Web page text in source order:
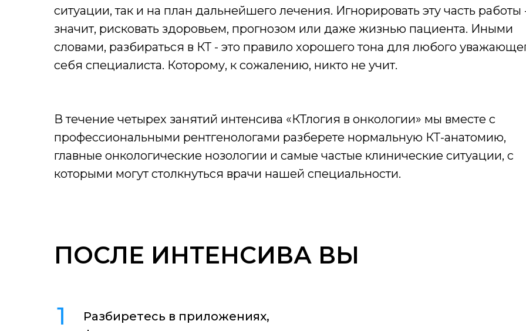
В течение четырех занятий интенсива «КТлогия в онкологии» мы вместе с
профессиональными рентгенологами разберете нормальную КТ-анатомию,
главные онкологические нозологии и самые частые клинические ситуации, с
которыми могут столкнуться врачи нашей специальности.
ситуации, так и на план дальнейшего лечения. Игнорировать эту часть работы
значит, рисковать здоровьем, прогнозом или даже жизнью пациента. Иными
словами, разбираться в КТ - это правило хорошего тона для любого
себя специалиста. Которому, к сожалению, никто не учит.
ПОСЛЕ ИНТЕНСИВА ВЫ
1
Разбиретесь в приложениях,